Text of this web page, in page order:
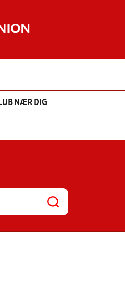
NÆR DIG